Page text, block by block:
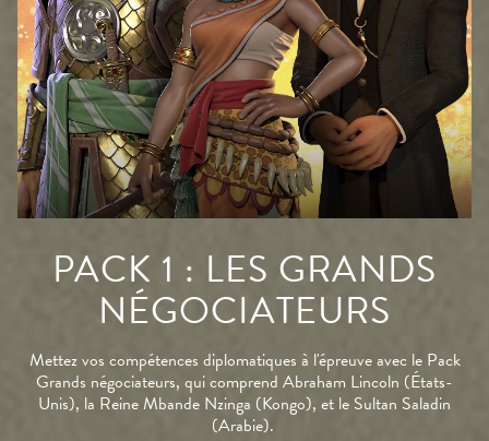
PACK 1 : LES GRANDS
NÉGOCIATEURS
Mettez vos compétences diplomatiques à l'épreuve avec le Pack
Grands négociateurs, qui comprend Abraham Lincoln (États-
Unis), la Reine Mbande Nzinga (Kongo), et le Sultan Saladin
(Arabie).